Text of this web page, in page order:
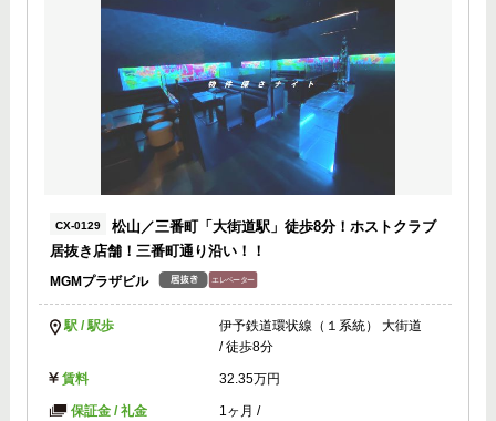
CX-0129
松山／三番町「大街道駅」徒歩8分！ホストクラブ
居抜き店舗！三番町通り沿い！！
MGMプラザビル
駅 / 駅歩
伊予鉄道環状線（１系統） 大街道
/ 徒歩8分
賃料 32.35万円
保証金 / 礼金 1ヶ月 /